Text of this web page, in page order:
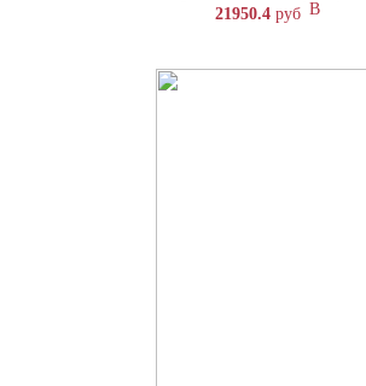
21950.4руб